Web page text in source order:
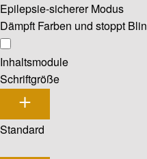
Epilepsie-sicherer Modus
Dämpft Farben und stoppt
Inhaltsmodule
Schriftgröße
Standard